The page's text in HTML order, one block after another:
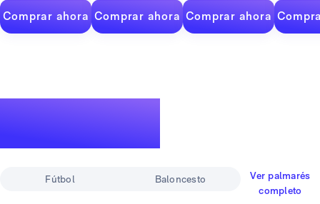
Comprar ahora Comprar ahora Comprar ahora
Fútbol Baloncesto
Ver palmarés
completo